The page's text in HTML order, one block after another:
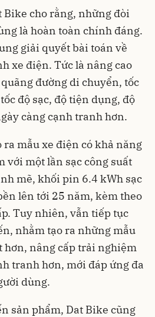
Bike cho rằng, những đòi
là hoàn toàn chính đáng.
giải quyết bài toán về
xe điện. Tức là nâng cao
đường di chuyển, tốc
độ sạc, độ tiện dụng, độ
càng cạnh tranh hơn.
ra mẫu xe điện có khả năng
với một lần sạc công suất
mẽ, khối pin 6.4 kWh sạc
lên tới 25 năm, kèm theo
Tuy nhiên, vẫn tiếp tục
nhằm tạo ra những mẫu
hơn, nâng cấp trải nghiệm
tranh hơn, mới đáp ứng đa
dùng.
sản phẩm, Dat Bike cũng